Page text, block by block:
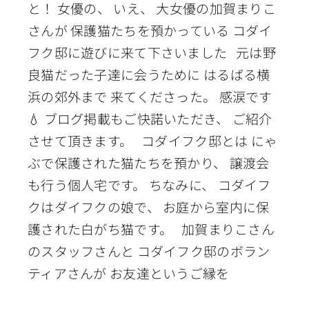
と！ 女優の、 いえ、 大女優の加賀まりこ
さんが 保護猫たちを預かっている コダイ
フク邸に遊びに来て下さいました 元は野
良猫だった子達に会うために はるばる横
浜の郊外まで 来てくださった。 感涙です
💧 ブログ掲載もご快諾いただき、 ご紹介
させて頂きます。 コダイフク邸とは にゃ
ぶで保護された猫たちを預かり、 譲渡会
も行う個人宅です。 ちなみに、 コダイフ
クはダイフクの娘で、 お庭から室内に保
護された白がち猫です。 加賀まりこさん
のスタッフさんと コダイフク邸のボラン
ティアさんが お友達というご縁を